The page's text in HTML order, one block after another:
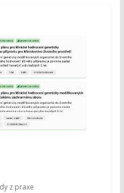
z praxe